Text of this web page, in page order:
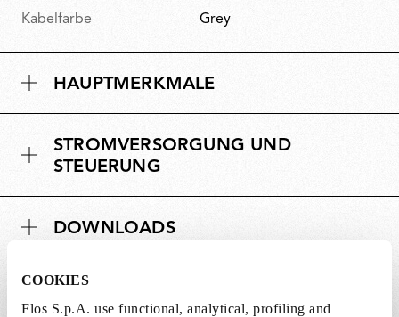
COOKIES
Flos S.p.A. use functional, analytical, profiling and
Kabelfarbe Grey
HAUPTMERKMALE
STROMVERSORGUNG UND
STEUERUNG
DOWNLOADS